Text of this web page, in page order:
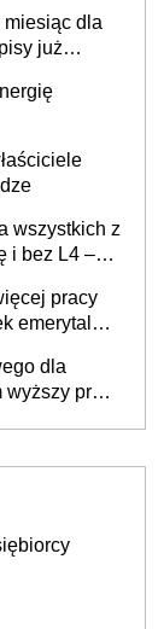
miesiąc dla
już
wszystkich z
i bez L4 –
pracy
emerytalny
dla
próg